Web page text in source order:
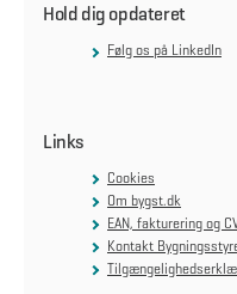
Hold dig opdateret
Følg os på LinkedIn
Links
Cookies
Om bygst.dk
EAN, fakturering og
Kontakt